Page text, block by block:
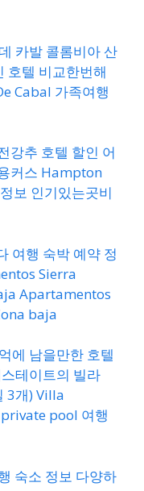
카발 콜롬비아 산
호텔 비교한번해
Cabal 가족여행
강추 호텔 할인 어
커스 Hampton
보 인기있는곳비
여행 숙박 예약 정
Sierra
Apartamentos
baja
에 남을만한 호텔
테이트의 빌라
3개) Villa
pool 여행
숙소 정보 다양하